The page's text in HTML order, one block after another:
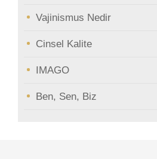
Vajinismus Nedir
Cinsel Kalite
IMAGO
Ben, Sen, Biz